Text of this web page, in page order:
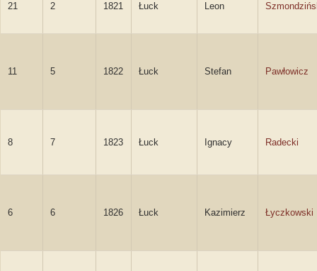
21 2 1821 Łuck Leon
11 5 1822 Łuck Stefan Pawłowicz
8 7 1823 Łuck Ignacy Radecki
6 6 1826 Łuck Kazimierz Łyczkowski